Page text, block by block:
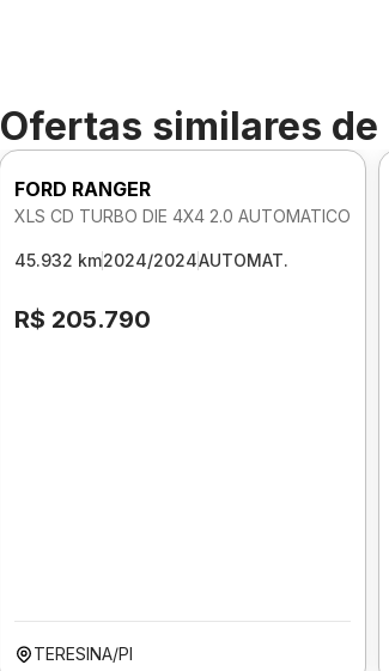
Ofertas similares de
FORD RANGER
XLS CD TURBO DIE 4X4 2.0 AUTOMATICO
45.932 km2024/2024AUTOMAT.
R$ 205.790
TERESINA/PI